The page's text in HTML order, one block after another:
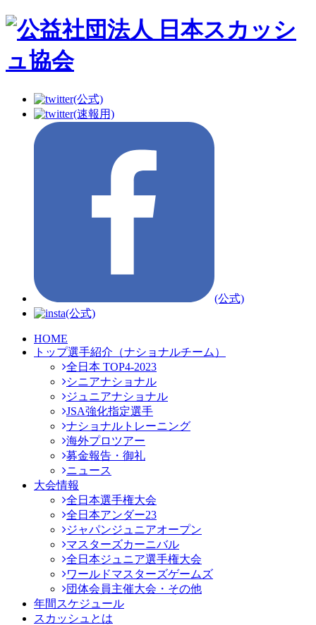
(公式)
(速報用)
(公式)
(公式)
HOME
トップ選手紹介（ナショナルチーム）
全日本 TOP4-2023
シニアナショナル
ジュニアナショナル
JSA強化指定選手
ナショナルトレーニング
海外プロツアー
募金報告・御礼
ニュース
大会情報
全日本選手権大会
全日本アンダー23
ジャパンジュニアオープン
マスターズカーニバル
全日本ジュニア選手権大会
ワールドマスターズゲームズ
団体会員主催大会・その他
年間スケジュール
スカッシュとは